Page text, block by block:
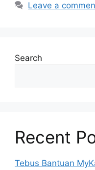
Leave a
Search
Recent
Tebus Bantuan